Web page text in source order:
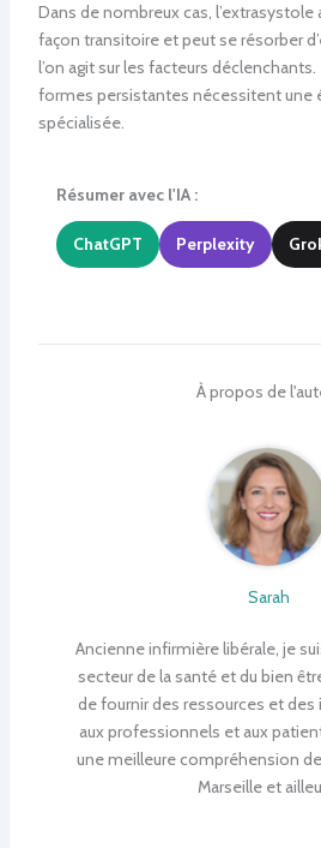
Dans de nombreux cas, l’extrasystole
façon transitoire et peut se résorber
l’on agit sur les facteurs
formes persistantes nécessitent une
spécialisée.
Résumer avec l'IA :
ChatGPT Perplexity
À propos de
Sarah
Ancienne infirmière libérale, je
secteur de la santé et du bien
de fournir des ressources et
aux professionnels et aux
une meilleure compréhension
Marseille et